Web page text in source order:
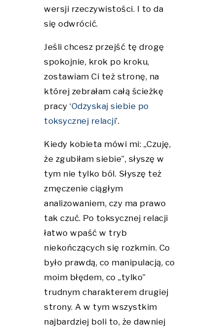
wersji rzeczywistości. I to da
się odwrócić.
Jeśli chcesz przejść tę drogę
spokojnie, krok po kroku,
zostawiam Ci też stronę, na
której zebrałam całą ścieżkę
pracy ‘Odzyskaj siebie po
toksycznej relacji’.
Kiedy kobieta mówi mi: „Czuję,
że zgubiłam siebie”, słyszę w
tym nie tylko ból. Słyszę też
zmęczenie ciągłym
analizowaniem, czy ma prawo
tak czuć. Po toksycznej relacji
łatwo wpaść w tryb
niekończących się rozkmin. Co
było prawdą, co manipulacją, co
moim błędem, co „tylko”
trudnym charakterem drugiej
strony. A w tym wszystkim
najbardziej boli to, że dawniej